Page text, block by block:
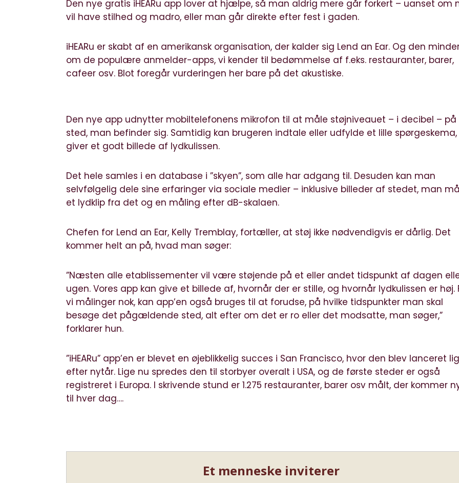
Den nye gratis iHEARu app lover at hjælpe, så man aldrig mere går forkert – uanset om
vil have stilhed og madro, eller man går direkte efter fest i gaden.
iHEARu er skabt af en amerikansk organisation, der kalder sig Lend an Ear. Og den
om de populære anmelder-apps, vi kender til bedømmelse af f.eks. restauranter, barer,
cafeer osv. Blot foregår vurderingen her bare på det akustiske.
Den nye app udnytter mobiltelefonens mikrofon til at måle støjniveauet – i decibel –
sted, man befinder sig. Samtidig kan brugeren indtale eller udfylde et lille
giver et godt billede af lydkulissen.
Det hele samles i en database i ”skyen”, som alle har adgang til. Desuden kan man
selvfølgelig dele sine erfaringer via sociale medier – inklusive billeder af stedet, man
et lydklip fra det og en måling efter dB-skalaen.
Chefen for Lend an Ear, Kelly Tremblay, fortæller, at støj ikke nødvendigvis er dårlig. Det
kommer helt an på, hvad man søger:
”Næsten alle etablissementer vil være støjende på et eller andet tidspunkt af dagen
ugen. Vores app kan give et billede af, hvornår der er stille, og hvornår lydkulissen er høj.
vi målinger nok, kan app’en også bruges til at forudse, på hvilke tidspunkter man skal
besøge det pågældende sted, alt efter om det er ro eller det modsatte, man søger,”
forklarer hun.
”iHEARu” app’en er blevet en øjeblikkelig succes i San Francisco, hvor den blev lanceret
efter nytår. Lige nu spredes den til storbyer overalt i USA, og de første steder er også
registreret i Europa. I skrivende stund er 1.275 restauranter, barer osv målt, der kommer
til hver dag….